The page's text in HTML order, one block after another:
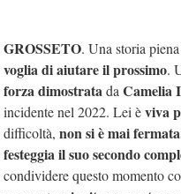
GROSSETO. Una storia
voglia di aiutare il prossimo.
forza dimostratada Camelia
incidente nel 2022. Lei èviva
difficoltà, non si è mai
festeggia il suo secondo
condividere questo momento